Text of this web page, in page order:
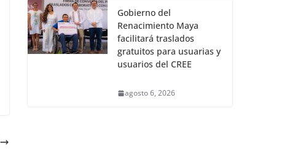
Gobierno del
Renacimiento Maya
facilitará traslados
gratuitos para usuarias y
usuarios del CREE
agosto 6, 2026